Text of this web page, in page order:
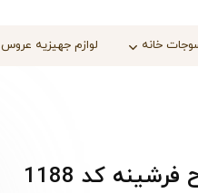
خانه لوازم جهیزیه عروس
کد 1188